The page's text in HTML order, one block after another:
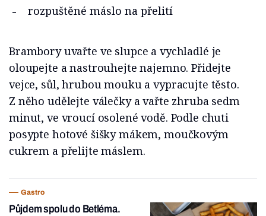
rozpuštěné máslo na přelití
Brambory uvařte ve slupce a vychladlé je
oloupejte a nastrouhejte najemno. Přidejte
vejce, sůl, hrubou mouku a vypracujte těsto.
Z něho udělejte válečky a vařte zhruba sedm
minut, ve vroucí osolené vodě. Podle chuti
posypte hotové šišky mákem, moučkovým
cukrem a přelijte máslem.
Gastro
Půjdem spolu do Betléma.